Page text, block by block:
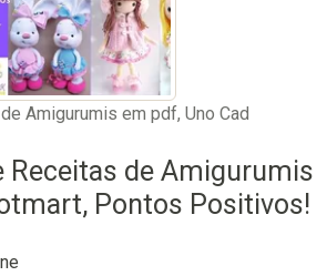
Amigurumis em pdf, Uno Cad
Receitas de Amigurumis
Pontos Positivos!